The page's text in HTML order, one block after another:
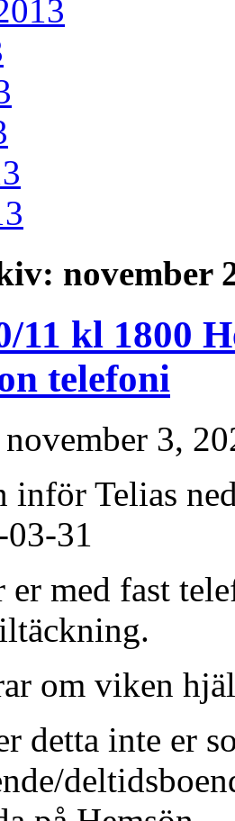
november
11 kl 1800
telefoni
november 3,
inför Telias
31
med fast
om viken
detta inte er